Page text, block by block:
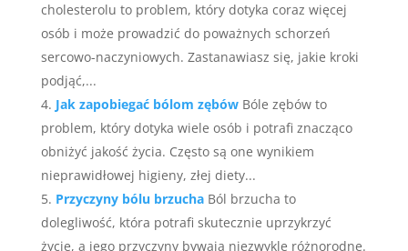
cholesterolu to problem, który dotyka coraz więcej
osób i może prowadzić do poważnych schorzeń
sercowo-naczyniowych. Zastanawiasz się, jakie kroki
podjąć,...
Jak zapobiegać bólom zębów Bóle zębów to
problem, który dotyka wiele osób i potrafi znacząco
obniżyć jakość życia. Często są one wynikiem
nieprawidłowej higieny, złej diety...
Przyczyny bólu brzucha Ból brzucha to
dolegliwość, która potrafi skutecznie uprzykrzyć
życie, a jego przyczyny bywają niezwykle różnorodne.